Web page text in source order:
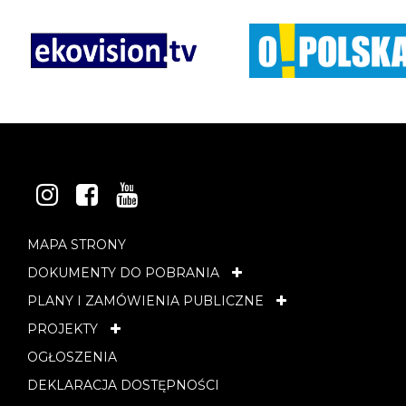
INSTAGRAM
FACEBOOK
YOUTUBE
MAPA STRONY
DOKUMENTY DO POBRANIA
PLANY I ZAMÓWIENIA PUBLICZNE
PROJEKTY
OGŁOSZENIA
DEKLARACJA DOSTĘPNOŚCI